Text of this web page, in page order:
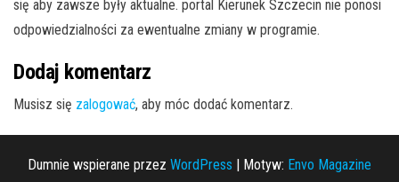
się aby zawsze były aktualne. portal Kierunek Szczecin nie ponosi
odpowiedzialności za ewentualne zmiany w programie.
Dodaj komentarz
Musisz się zalogować, aby móc dodać komentarz.
Dumnie wspierane przez WordPress | Motyw: Envo Magazine